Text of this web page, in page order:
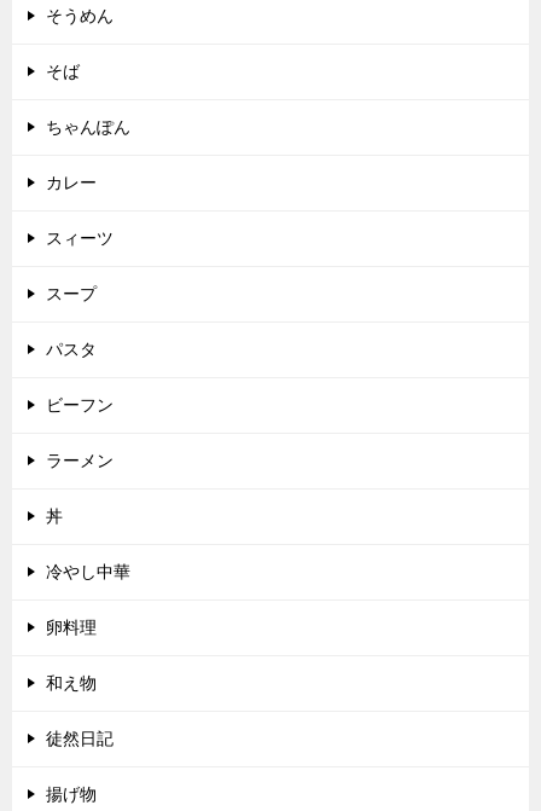
そうめん
そば
ちゃんぽん
カレー
スィーツ
スープ
パスタ
ビーフン
ラーメン
丼
冷やし中華
卵料理
和え物
徒然日記
揚げ物